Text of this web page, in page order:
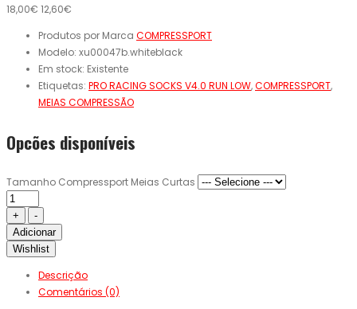
18,00€ 12,60€
Produtos por Marca COMPRESSPORT
Modelo: xu00047b.whiteblack
Em stock: Existente
Etiquetas: PRO RACING SOCKS V4.0 RUN LOW,COMPRESSPORT,
MEIAS COMPRESSÃO
Opcões disponíveis
Tamanho Compressport Meias Curtas
Adicionar
Wishlist
Descrição
Comentários (0)